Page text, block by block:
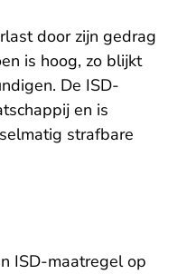
door zijn gedrag
is hoog, zo blijkt
De ISD-
en is
strafbare
ISD-maatregel op